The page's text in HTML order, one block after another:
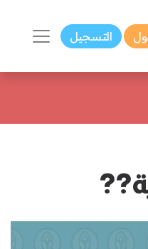
التسجيل